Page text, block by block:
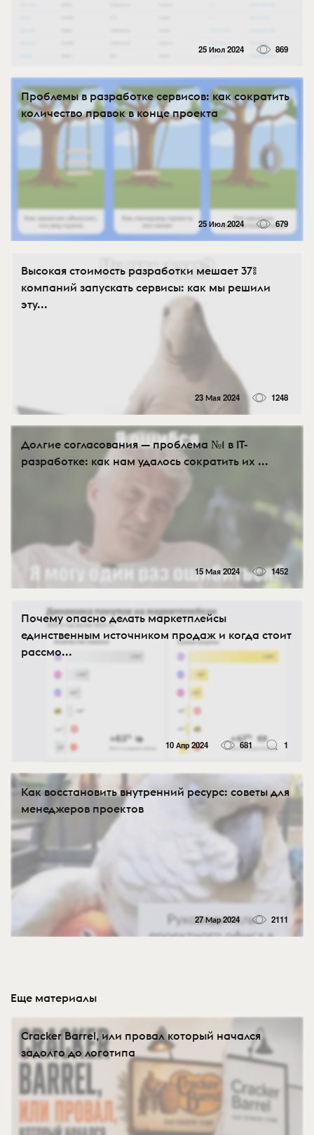
25 Июл 2024 869
Проблемы в разработке сервисов: как сократить
количество правок в конце проекта
25 Июл 2024 679
Высокая стоимость разработки мешает 37%
компаний запускать сервисы: как мы решили
эту...
23 Мая 2024 1248
Долгие согласования — проблема №1 в IT-
разработке: как нам удалось сократить их ...
15 Мая 2024 1452
Почему опасно делать маркетплейсы
единственным источником продаж и когда стоит
рассмо...
10 Апр 2024 681 1
Как восстановить внутренний ресурс: советы для
менеджеров проектов
27 Мар 2024 2111
Еще материалы
Cracker Barrel, или провал который начался
задолго до логотипа